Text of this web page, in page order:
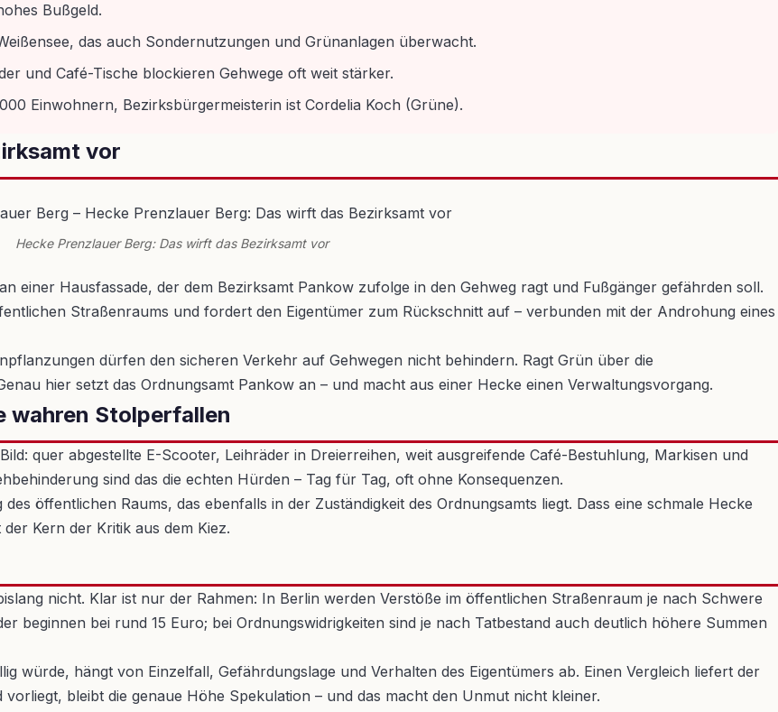
Bußgeld.
das auch Sondernutzungen und Grünanlagen überwacht.
und Café-Tische blockieren Gehwege oft weit stärker.
Einwohnern, Bezirksbürgermeisterin ist Cordelia Koch (Grüne).
vor
Hecke Prenzlauer Berg: Das wirft das Bezirksamt vor
einer Hausfassade, der dem Bezirksamt Pankow zufolge in den Gehweg ragt und Fußgänger gefährden soll.
Straßenraums und fordert den Eigentümer zum Rückschnitt auf – verbunden mit der Androhung eines
dürfen den sicheren Verkehr auf Gehwegen nicht behindern. Ragt Grün über die
hier setzt das Ordnungsamt Pankow an – und macht aus einer Hecke einen Verwaltungsvorgang.
wahren Stolperfallen
quer abgestellte E-Scooter, Leihräder in Dreierreihen, weit ausgreifende Café-Bestuhlung, Markisen und
sind das die echten Hürden – Tag für Tag, oft ohne Konsequenzen.
öffentlichen Raums, das ebenfalls in der Zuständigkeit des Ordnungsamts liegt. Dass eine schmale Hecke
Kern der Kritik aus dem Kiez.
nicht. Klar ist nur der Rahmen: In Berlin werden Verstöße im öffentlichen Straßenraum je nach Schwere
beginnen bei rund 15 Euro; bei Ordnungswidrigkeiten sind je nach Tatbestand auch deutlich höhere Summen
würde, hängt von Einzelfall, Gefährdungslage und Verhalten des Eigentümers ab. Einen Vergleich liefert der
bleibt die genaue Höhe Spekulation – und das macht den Unmut nicht kleiner.